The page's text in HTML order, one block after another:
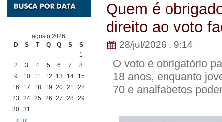
agosto 2026
D
S T Q Q S S
« jul
1
2
3 4 5 6 7
8
9
10 11 12 13 14
15
16
17 18 19 20 21
22
23
24 25 26 27 28 29
30 31
Quem é
direito ao voto
28/jul/2026 . 9:14
O voto é obrigatório
18 anos, enquanto
70 e analfabetos